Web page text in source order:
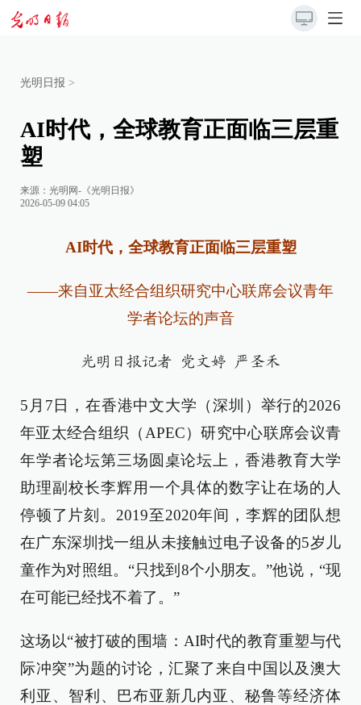
光明日报 >
AI时代，全球教育正面临三层重
塑
来源： 光明网-《光明日报》
2026-05-09 04:05
AI时代，全球教育正面临三层重塑
——来自亚太经合组织研究中心联席会议青年
学者论坛的声音
光明日报记者 党文婷 严圣禾
5月7日，在香港中文大学（深圳）举行的2026
年亚太经合组织（APEC）研究中心联席会议青
年学者论坛第三场圆桌论坛上，香港教育大学
助理副校长李辉用一个具体的数字让在场的人
停顿了片刻。2019至2020年间，李辉的团队想
在广东深圳找一组从未接触过电子设备的5岁儿
童作为对照组。“只找到8个小朋友。”他说，“现
在可能已经找不着了。”
这场以“被打破的围墙：AI时代的教育重塑与代
际冲突”为题的讨论，汇聚了来自中国以及澳大
利亚、智利、巴布亚新几内亚、秘鲁等经济体